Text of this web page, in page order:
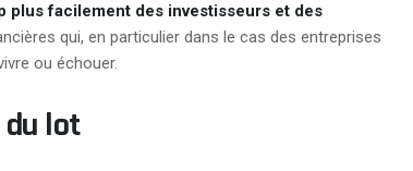
plus facilement des investisseurs et des
qui, en particulier dans le cas des entreprises
ou échouer.
du lot